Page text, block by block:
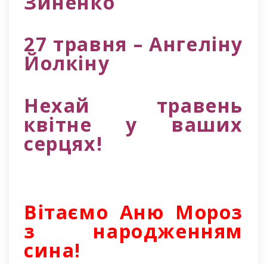
27 травня – Ангеліну
Йолкіну
Нехай травень
квітне у ваших
серцях!
Вітаємо Аню Мороз
з народженням
сина!